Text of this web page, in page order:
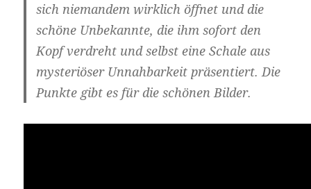
sich niemandem wirklich öffnet und die
schöne Unbekannte, die ihm sofort den
Kopf verdreht und selbst eine Schale aus
mysteriöser Unnahbarkeit präsentiert. Die
Punkte gibt es für die schönen Bilder.